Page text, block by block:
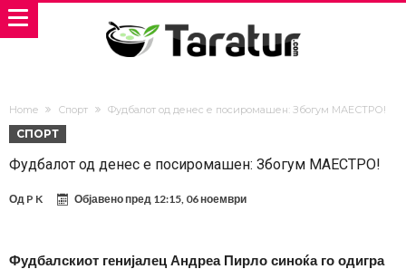
Home Спорт Фудбалот од денес е посиромашен: Збогум МАЕСТРО!
СПОРТ
Фудбалот од денес е посиромашен: Збогум МАЕСТРО!
Од P K Објавено пред 12:15, 06 ноември
Фудбалскиот генијалец Андреа Пирло синоќа го одигра